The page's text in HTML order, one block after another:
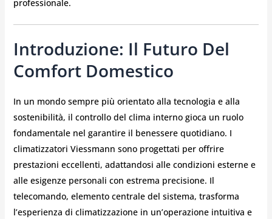
professionale.
Introduzione: Il Futuro Del
Comfort Domestico
In un mondo sempre più orientato alla tecnologia e alla
sostenibilità, il controllo del clima interno gioca un ruolo
fondamentale nel garantire il benessere quotidiano. I
climatizzatori Viessmann sono progettati per offrire
prestazioni eccellenti, adattandosi alle condizioni esterne e
alle esigenze personali con estrema precisione. Il
telecomando, elemento centrale del sistema, trasforma
l’esperienza di climatizzazione in un’operazione intuitiva e